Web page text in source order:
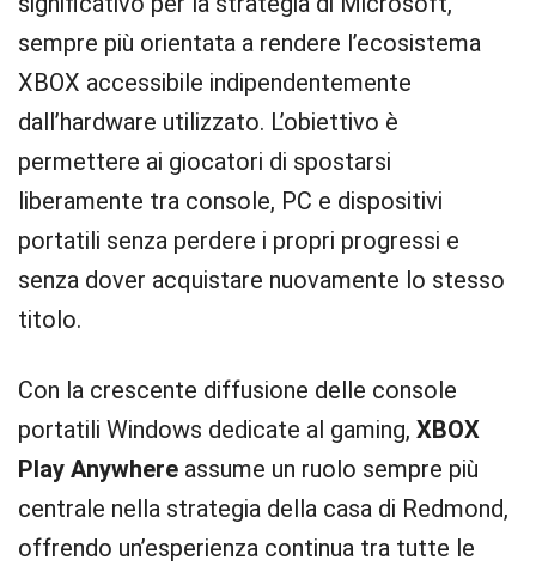
sempre più orientata a rendere l’ecosistema
XBOX accessibile indipendentemente
dall’hardware utilizzato. L’obiettivo è
permettere ai giocatori di spostarsi
liberamente tra console, PC e dispositivi
portatili senza perdere i propri progressi e
senza dover acquistare nuovamente lo stesso
titolo.
Con la crescente diffusione delle console
portatili Windows dedicate al gaming, XBOX
Play Anywhere assume un ruolo sempre più
centrale nella strategia della casa di Redmond,
offrendo un’esperienza continua tra tutte le